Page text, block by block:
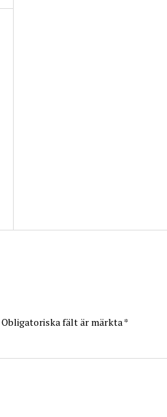
Obligatoriska fält är märkta*